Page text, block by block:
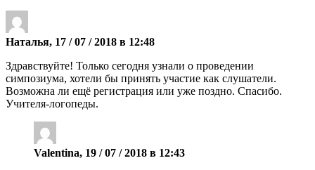
Наталья, 17 / 07 / 2018 в 12:48
Здравствуйте! Только сегодня узнали о проведении
симпозиума, хотели бы принять участие как слушатели.
Возможна ли ещё регистрация или уже поздно. Спасибо.
Учителя-логопеды.
Valentina, 19 / 07 / 2018 в 12:43